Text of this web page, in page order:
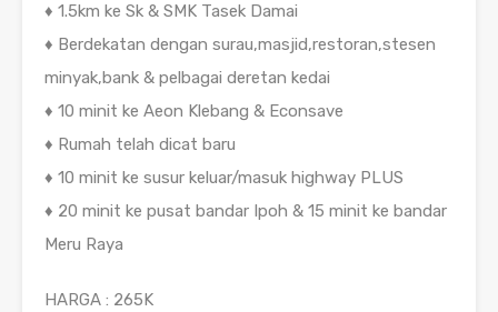
♦️ 1.5km ke Sk & SMK Tasek Damai
♦️ Berdekatan dengan surau,masjid,restoran,stesen
minyak,bank & pelbagai deretan kedai
♦️ 10 minit ke Aeon Klebang & Econsave
♦️ Rumah telah dicat baru
♦️ 10 minit ke susur keluar/masuk highway PLUS
♦️ 20 minit ke pusat bandar Ipoh & 15 minit ke bandar
Meru Raya
HARGA : 265K